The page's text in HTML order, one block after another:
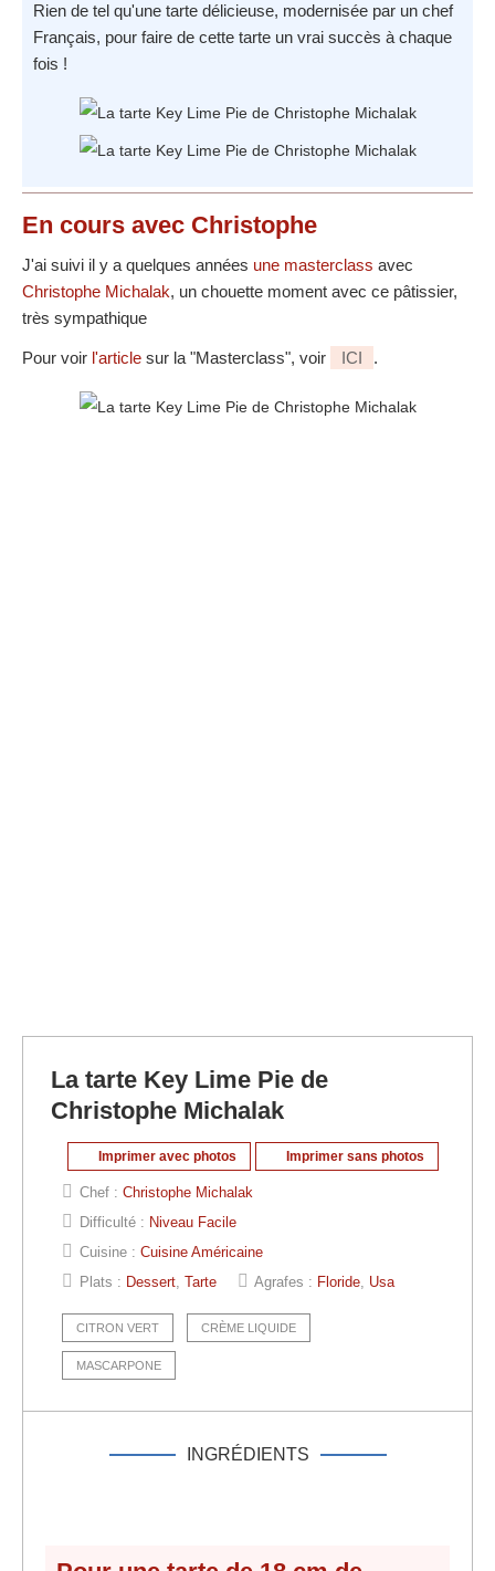
Rien de tel qu'une tarte délicieuse, modernisée par un chef
Français, pour faire de cette tarte un vrai succès à chaque
fois !
En cours avec Christophe
J'ai suivi il y a quelques années une masterclass avec
Christophe Michalak, un chouette moment avec ce pâtissier,
très sympathique
Pour voir l'article sur la "Masterclass", voir ICI .
La tarte Key Lime Pie de
Christophe Michalak
Imprimer avec photos Imprimer sans photos
Chef : Christophe Michalak
Difficulté : Niveau Facile
Cuisine : Cuisine Américaine
Plats : Dessert, Tarte Agrafes : Floride, Usa
CITRON VERT CRÈME LIQUIDE
MASCARPONE
INGRÉDIENTS